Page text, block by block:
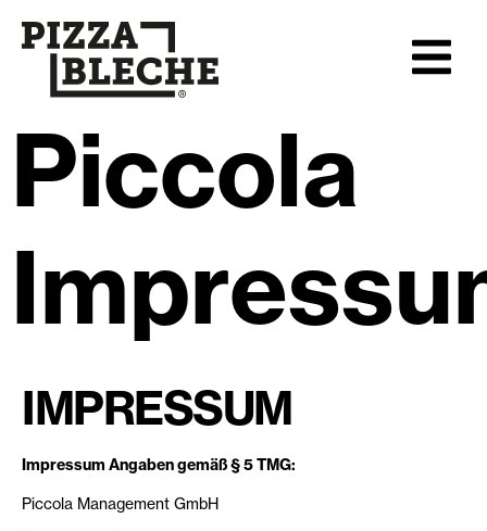
Piccola
IMPRESSUM
Impressum Angaben gemäß § 5 TMG:
Piccola Management GmbH